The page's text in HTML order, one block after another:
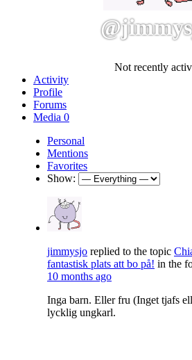
Not recently
Activity
Profile
Forums
Media 0
Personal
Mentions
Favorites
Show:
jimmysjo replied to the topic
fantastisk plats att bo på! in the
10 months ago
Inga barn. Eller fru (Inget tjafs
lycklig ungkarl.